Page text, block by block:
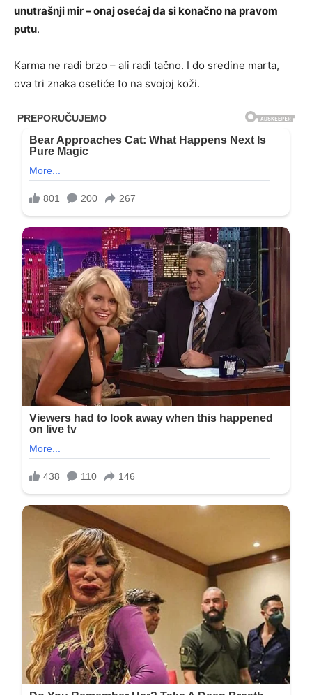
unutrašnji mir – onaj osećaj da si konačno na pravom
putu.
Karma ne radi brzo – ali radi tačno. I do sredine marta,
ova tri znaka osetiće to na svojoj koži.